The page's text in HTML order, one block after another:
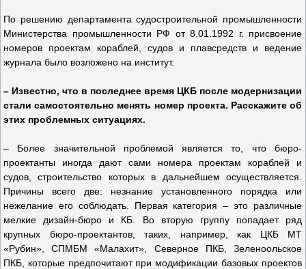
По решению департамента судостроительной промышленности
Министерства промышленности РФ от 8.01.1992 г. присвоение
номеров проектам кораблей, судов и плавсредств и ведение
журнала было возложено на институт.
– Известно, что в последнее время ЦКБ после модернизации
стали самостоятельно менять номер проекта. Расскажите об
этих проблемных ситуациях.
– Более значительной проблемой является то, что бюро-
проектанты иногда дают сами номера проектам кораблей и
судов, строительство которых в дальнейшем осуществляется.
Причины всего две: незнание установленного порядка или
нежелание его соблюдать. Первая категория – это различные
мелкие дизайн-бюро и КБ. Во вторую группу попадает ряд
крупных бюро-проектантов, таких, например, как ЦКБ МТ
«Рубин», СПМБМ «Малахит», Северное ПКБ, Зеленоольское
ПКБ, которые предпочитают при модификации базовых проектов